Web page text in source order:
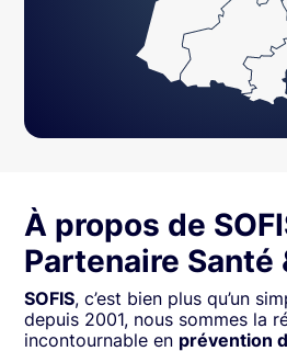
À propos de
Partenaire Santé
SOFIS, c’est bien plus qu’un
depuis 2001, nous sommes la
incontournable en prévention